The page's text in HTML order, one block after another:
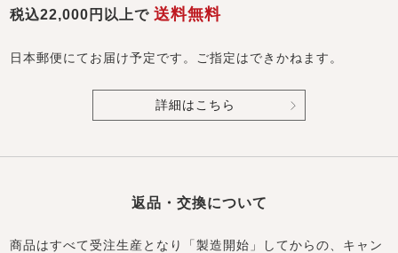
税込22,000円以上で送料無料
日本郵便にてお届け予定です。ご指定はできかねます。
詳細はこちら
返品・交換について
商品はすべて受注生産となり「製造開始」してからの、キャン